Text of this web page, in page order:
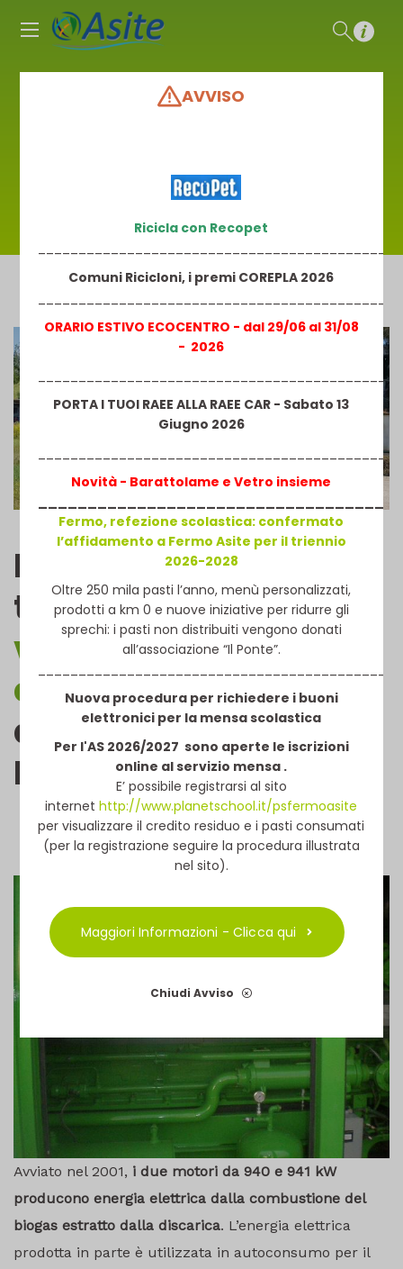
AVVISO
Ricicla con Recopet
Comuni Ricicloni, i premi COREPLA 2026
ORARIO ESTIVO ECOCENTRO - dal 29/06 al 31/08
- 2026
PORTA I TUOI RAEE ALLA RAEE CAR - Sabato 13
Giugno 2026
Novità - Barattolame e Vetro insieme
Fermo, refezione scolastica: confermato
l’affidamento a Fermo Asite per il triennio
2026-2028
Oltre 250 mila pasti l’anno, menù personalizzati,
prodotti a km 0 e nuove iniziative per ridurre gli
sprechi: i pasti non distribuiti vengono donati
all’associazione “Il Ponte”.
Nuova procedura per richiedere i buoni
elettronici per la mensa scolastica
Per l'AS 2026/2027 sono aperte le iscrizioni
online al servizio mensa .
E’ possibile registrarsi al sito
internethttp://www.planetschool.it/psfermoasite
per visualizzare il credito residuo e i pasti consumati
(per la registrazione seguire la procedura illustrata
nel sito).
Maggiori Informazioni - Clicca qui
Chiudi Avviso
CIGRU E IMPIANTI
La Fermo ASITE è
titolare dell’impianto di
valorizzazione
energetica del biogas
della discarica di
Fermo.
Avviato nel 2001, i due motori da 940 e 941 kW
producono energia elettrica dalla combustione del
biogas estratto dalla discarica. L’energia elettrica
prodotta in parte è utilizzata in autoconsumo per il